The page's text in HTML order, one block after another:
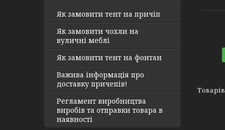
Як замовити тент на причіп
Як замовити чохли на
вуличні меблі
Як замовити тент на фонтан
Важива інформація про
доставку причепів!
Регламент виробництва
виробів та отправки товара в
наявності